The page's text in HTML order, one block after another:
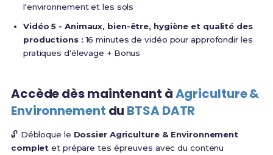
l'environnement et les sols
Vidéo 5 - Animaux, bien-être, hygiène et qualité des
productions : 16 minutes de vidéo pour approfondir les
pratiques d'élevage + Bonus
Accède dès maintenant àAgriculture &
Environnement du BTSA DATR
🔓 Débloque le Dossier Agriculture & Environnement
complet et prépare tes épreuves avec du contenu